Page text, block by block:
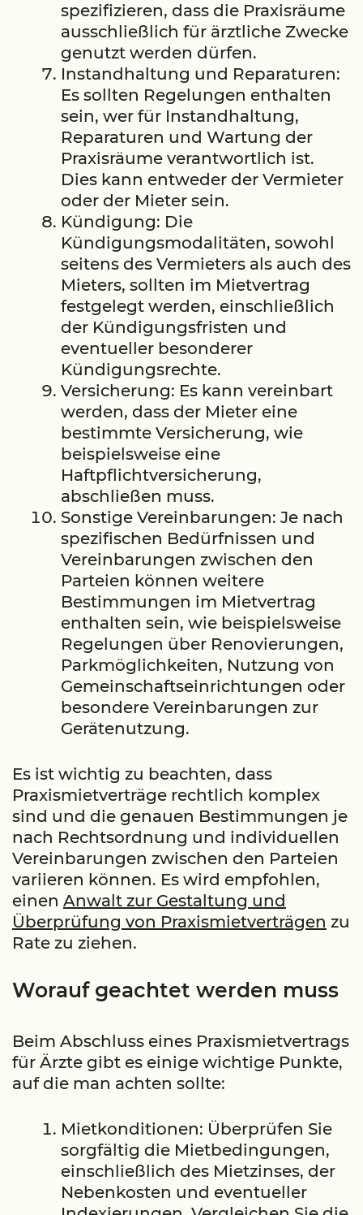
spezifizieren, dass die Praxisräume
ausschließlich für ärztliche Zwecke
genutzt werden dürfen.
Instandhaltung und Reparaturen:
Es sollten Regelungen enthalten
sein, wer für Instandhaltung,
Reparaturen und Wartung der
Praxisräume verantwortlich ist.
Dies kann entweder der Vermieter
oder der Mieter sein.
Kündigung: Die
Kündigungsmodalitäten, sowohl
seitens des Vermieters als auch des
Mieters, sollten im Mietvertrag
festgelegt werden, einschließlich
der Kündigungsfristen und
eventueller besonderer
Kündigungsrechte.
Versicherung: Es kann vereinbart
werden, dass der Mieter eine
bestimmte Versicherung, wie
beispielsweise eine
Haftpflichtversicherung,
abschließen muss.
Sonstige Vereinbarungen: Je nach
spezifischen Bedürfnissen und
Vereinbarungen zwischen den
Parteien können weitere
Bestimmungen im Mietvertrag
enthalten sein, wie beispielsweise
Regelungen über Renovierungen,
Parkmöglichkeiten, Nutzung von
Gemeinschaftseinrichtungen oder
besondere Vereinbarungen zur
Gerätenutzung.
Es ist wichtig zu beachten, dass
Praxismietverträge rechtlich komplex
sind und die genauen Bestimmungen je
nach Rechtsordnung und individuellen
Vereinbarungen zwischen den Parteien
variieren können. Es wird empfohlen,
einen Anwalt zur Gestaltung und
Überprüfung von Praxismietverträgen zu
Rate zu ziehen.
Worauf geachtet werden muss
Beim Abschluss eines Praxismietvertrags
für Ärzte gibt es einige wichtige Punkte,
auf die man achten sollte:
Mietkonditionen: Überprüfen Sie
sorgfältig die Mietbedingungen,
einschließlich des Mietzinses, der
Nebenkosten und eventueller